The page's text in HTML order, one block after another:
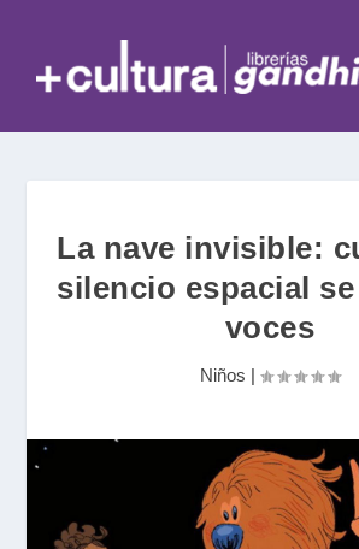
La nave invisible:
silencio espacial
voces
Niños |